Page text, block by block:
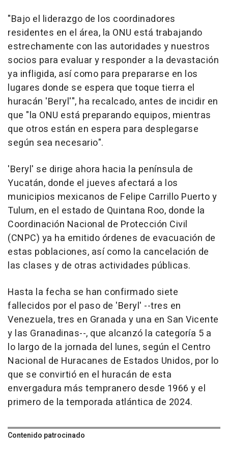
"Bajo el liderazgo de los coordinadores
residentes en el área, la ONU está trabajando
estrechamente con las autoridades y nuestros
socios para evaluar y responder a la devastación
ya infligida, así como para prepararse en los
lugares donde se espera que toque tierra el
huracán 'Beryl'", ha recalcado, antes de incidir en
que "la ONU está preparando equipos, mientras
que otros están en espera para desplegarse
según sea necesario".
'Beryl' se dirige ahora hacia la península de
Yucatán, donde el jueves afectará a los
municipios mexicanos de Felipe Carrillo Puerto y
Tulum, en el estado de Quintana Roo, donde la
Coordinación Nacional de Protección Civil
(CNPC) ya ha emitido órdenes de evacuación de
estas poblaciones, así como la cancelación de
las clases y de otras actividades públicas.
Hasta la fecha se han confirmado siete
fallecidos por el paso de 'Beryl' --tres en
Venezuela, tres en Granada y una en San Vicente
y las Granadinas--, que alcanzó la categoría 5 a
lo largo de la jornada del lunes, según el Centro
Nacional de Huracanes de Estados Unidos, por lo
que se convirtió en el huracán de esta
envergadura más tempranero desde 1966 y el
primero de la temporada atlántica de 2024.
Contenido patrocinado